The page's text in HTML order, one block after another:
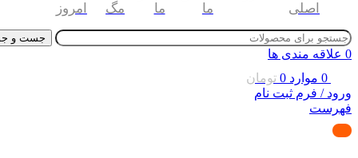
اصلی
ما
ما
مگ
امروز
جست و
0 علاقه مندی ها
0 موارد 0 تومان
ورود / فرم ثبت نام
فهرست